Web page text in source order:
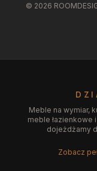
© 2026
Meble na wymiar,
meble łazienkowe
dojeżdżamy
Zobacz